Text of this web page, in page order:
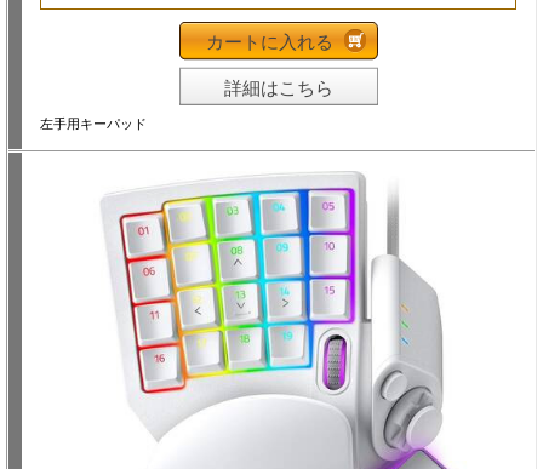
カートに入れる
詳細はこちら
左手用キーパッド